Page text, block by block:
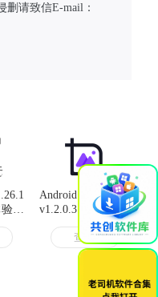
删请致信E-mail：
内
Android 改图鸭
v1.2.0.3解锁会员
查看